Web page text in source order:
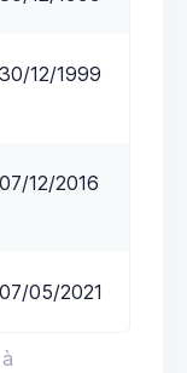
30/12/1999
07/12/2016
07/05/2021